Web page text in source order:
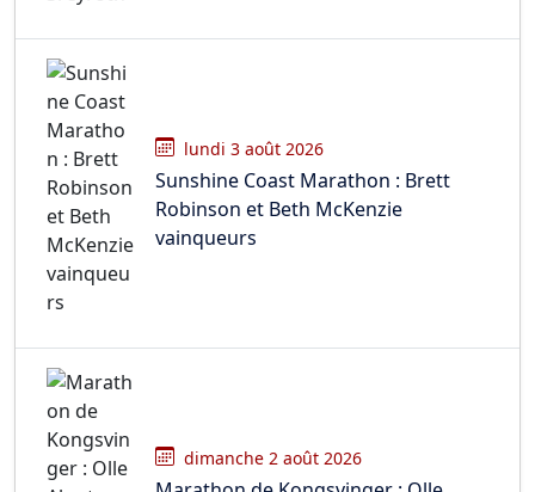
lundi 3 août 2026
Sunshine Coast Marathon : Brett
Robinson et Beth McKenzie
vainqueurs
dimanche 2 août 2026